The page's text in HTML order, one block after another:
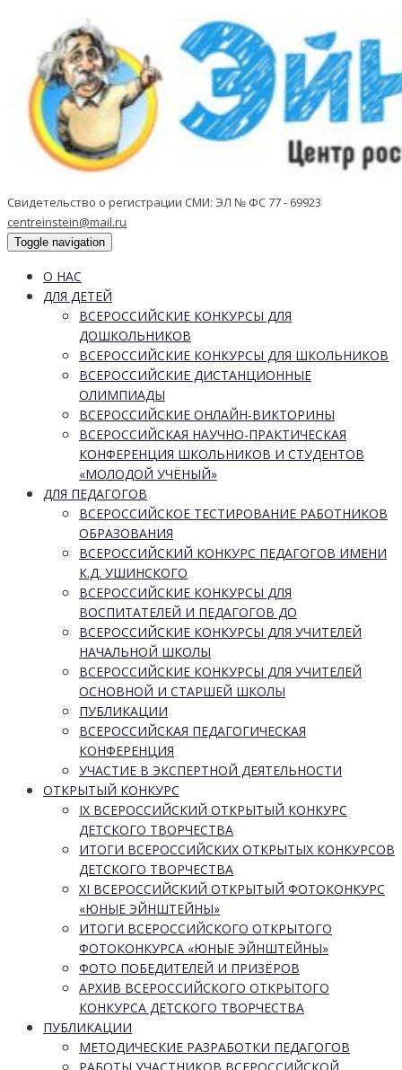
Свидетельство о регистрации СМИ: ЭЛ № ФС 77 - 69923
centreinstein@mail.ru
Toggle navigation
О НАС
ДЛЯ ДЕТЕЙ
ВСЕРОССИЙСКИЕ КОНКУРСЫ ДЛЯ
ДОШКОЛЬНИКОВ
ВСЕРОССИЙСКИЕ КОНКУРСЫ ДЛЯ ШКОЛЬНИКОВ
ВСЕРОССИЙСКИЕ ДИСТАНЦИОННЫЕ
ОЛИМПИАДЫ
ВСЕРОССИЙСКИЕ ОНЛАЙН-ВИКТОРИНЫ
ВСЕРОССИЙСКАЯ НАУЧНО-ПРАКТИЧЕСКАЯ
КОНФЕРЕНЦИЯ ШКОЛЬНИКОВ И СТУДЕНТОВ
«МОЛОДОЙ УЧЁНЫЙ»
ДЛЯ ПЕДАГОГОВ
ВСЕРОССИЙСКОЕ ТЕСТИРОВАНИЕ РАБОТНИКОВ
ОБРАЗОВАНИЯ
ВСЕРОССИЙСКИЙ КОНКУРС ПЕДАГОГОВ ИМЕНИ
К.Д. УШИНСКОГО
ВСЕРОССИЙСКИЕ КОНКУРСЫ ДЛЯ
ВОСПИТАТЕЛЕЙ И ПЕДАГОГОВ ДО
ВСЕРОССИЙСКИЕ КОНКУРСЫ ДЛЯ УЧИТЕЛЕЙ
НАЧАЛЬНОЙ ШКОЛЫ
ВСЕРОССИЙСКИЕ КОНКУРСЫ ДЛЯ УЧИТЕЛЕЙ
ОСНОВНОЙ И СТАРШЕЙ ШКОЛЫ
ПУБЛИКАЦИИ
ВСЕРОССИЙСКАЯ ПЕДАГОГИЧЕСКАЯ
КОНФЕРЕНЦИЯ
УЧАСТИЕ В ЭКСПЕРТНОЙ ДЕЯТЕЛЬНОСТИ
ОТКРЫТЫЙ КОНКУРС
IX ВСЕРОССИЙСКИЙ ОТКРЫТЫЙ КОНКУРС
ДЕТСКОГО ТВОРЧЕСТВА
ИТОГИ ВСЕРОССИЙСКИХ ОТКРЫТЫХ КОНКУРСОВ
ДЕТСКОГО ТВОРЧЕСТВА
XI ВСЕРОССИЙСКИЙ ОТКРЫТЫЙ ФОТОКОНКУРС
«ЮНЫЕ ЭЙНШТЕЙНЫ»
ИТОГИ ВСЕРОССИЙСКОГО ОТКРЫТОГО
ФОТОКОНКУРСА «ЮНЫЕ ЭЙНШТЕЙНЫ»
ФОТО ПОБЕДИТЕЛЕЙ И ПРИЗЁРОВ
АРХИВ ВСЕРОССИЙСКОГО ОТКРЫТОГО
КОНКУРСА ДЕТСКОГО ТВОРЧЕСТВА
ПУБЛИКАЦИИ
МЕТОДИЧЕСКИЕ РАЗРАБОТКИ ПЕДАГОГОВ